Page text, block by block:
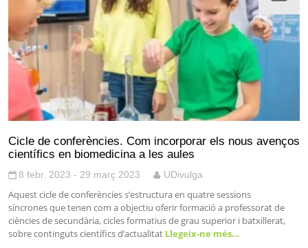
Cicle de conferències. Com incorporar els nous avenços
científics en biomedicina a les aules
8 febr. 2023 - 29 març 2023 UDivulga
Aquest cicle de conferències s’estructura en quatre sessions
síncrones que tenen com a objectiu oferir formació a professorat de
ciències de secundària, cicles formatius de grau superior i batxillerat,
sobre continguts científics d’actualitat Llegeix-ne més…